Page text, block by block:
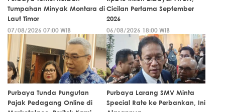
Tumpahan Minyak Montara di
Laut Timor
07/08/2026 07:00 WIB
Cicilan Pertama September
2026
06/08/2026 18:00 WIB
Purbaya Tunda Pungutan
Pajak Pedagang Online di
Purbaya Larang SMV Minta
Special Rate ke Perbankan, Ini